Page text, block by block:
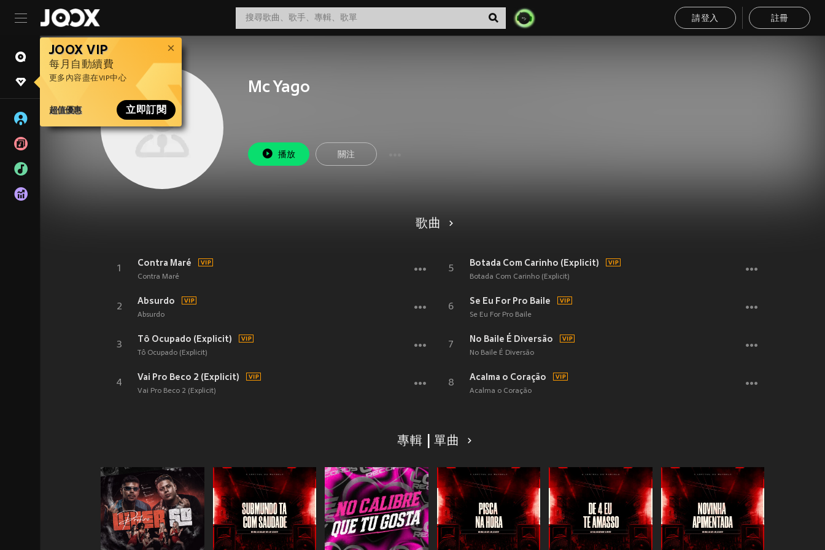
請登入 註冊
JOOX VIP
每月自動續費
更多內容盡在VIP中心
超值優惠 立即訂閱
Mc Yago
播放 關注
歌曲
1
Contra Maré
Contra Maré
2
Absurdo
Absurdo
3
Tô Ocupado (Explicit)
Tô Ocupado (Explicit)
4
Vai Pro Beco 2 (Explicit)
Vai Pro Beco 2 (Explicit)
5
Botada Com Carinho (Explicit)
Botada Com Carinho (Explicit)
6
Se Eu For Pro Baile
Se Eu For Pro Baile
7
No Baile É Diversão
No Baile É Diversão
8
Acalma o Coração
Acalma o Coração
專輯 | 單曲